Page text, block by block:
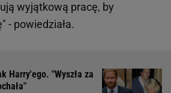
wyjątkową pracę, by
- powiedziała.
Harry'ego. "Wyszła za